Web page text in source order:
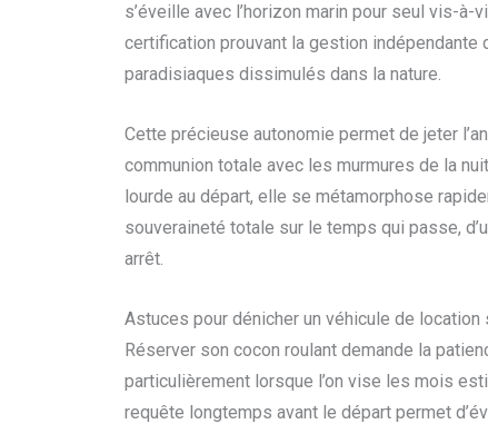
s’éveille avec l’horizon marin pour seul vis-
certification prouvant la gestion indépendante
paradisiaques dissimulés dans la nature.
Cette précieuse autonomie permet de jeter
communion totale avec les murmures de la
lourde au départ, elle se métamorphose
souveraineté totale sur le temps qui passe,
arrêt.
Astuces pour dénicher un véhicule de
Réserver son cocon roulant demande la
particulièrement lorsque l’on vise les mois
requête longtemps avant le départ permet